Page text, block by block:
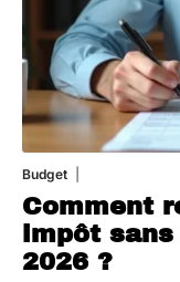
Budget
Comment
impôt
2026 ?